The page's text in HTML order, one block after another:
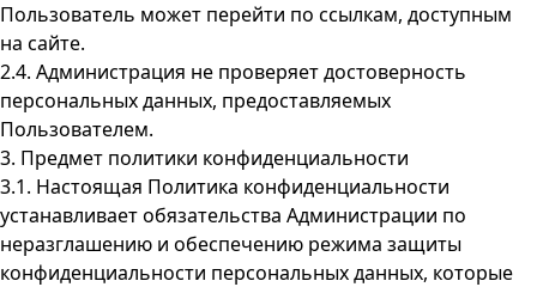
Пользователь может перейти по ссылкам, доступным
на сайте.
2.4. Администрация не проверяет достоверность
персональных данных, предоставляемых
Пользователем.
3. Предмет политики конфиденциальности
3.1. Настоящая Политика конфиденциальности
устанавливает обязательства Администрации по
неразглашению и обеспечению режима защиты
конфиденциальности персональных данных, которые